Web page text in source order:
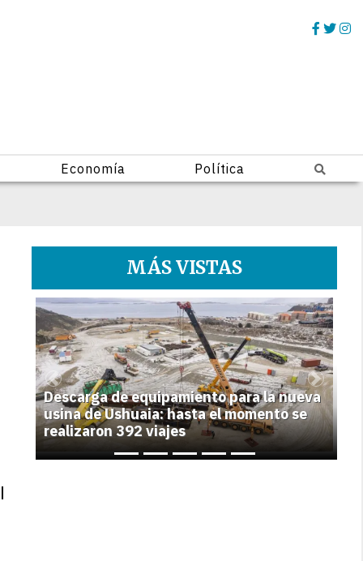
Economía Política
MÁS VISTAS
1
Descarga de equipamiento para la nueva
usina de Ushuaia: hasta el momento se
realizaron 392 viajes
Previous Next